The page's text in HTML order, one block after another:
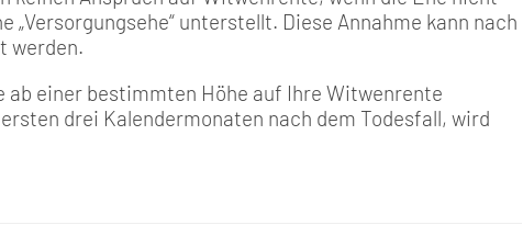
unterstellt. Diese Annahme kann nach
werden.
ab einer bestimmten Höhe auf Ihre Witwenrente
drei Kalendermonaten nach dem Todesfall, wird